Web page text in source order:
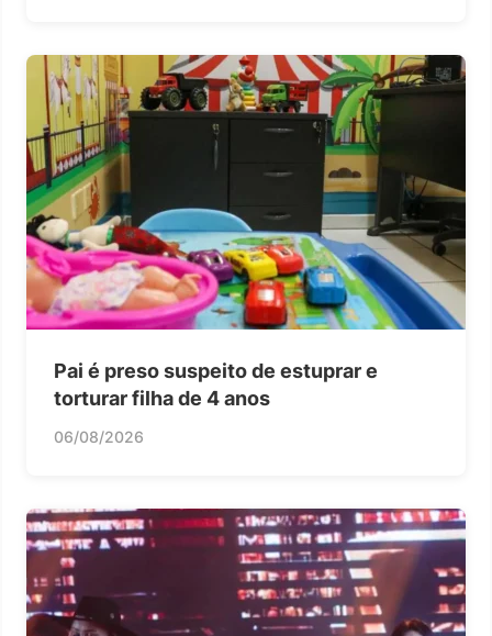
Pai é preso suspeito de estuprar e
torturar filha de 4 anos
06/08/2026